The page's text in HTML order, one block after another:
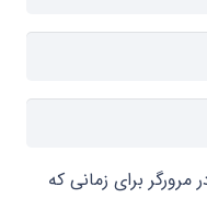
برای زمانی که